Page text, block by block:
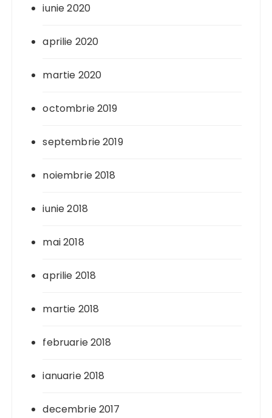
iunie 2020
aprilie 2020
martie 2020
octombrie 2019
septembrie 2019
noiembrie 2018
iunie 2018
mai 2018
aprilie 2018
martie 2018
februarie 2018
ianuarie 2018
decembrie 2017